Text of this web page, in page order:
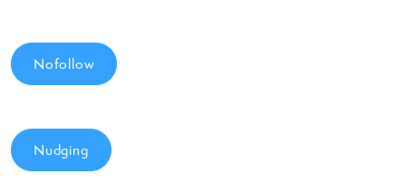
Nofollow
Nudging